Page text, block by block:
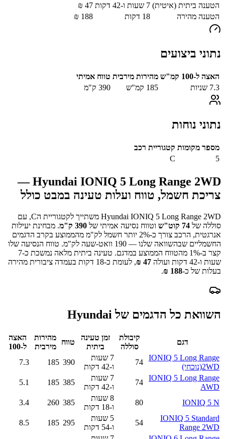
הטענה ביתית (איטית) 7 שעות ו-42 דקות 47
₪
הטענה מהירה
18 דקות 188
₪
נתוני ביצועים
האצה ל-100 קמ"ש מהירות מירבית טווח אמיתי
7.3 שניות 185 קמ"ש 390 ק"מ
נתוני נוחות
מספר מקומות קטגוריית רכב
5
C
Hyundai IONIQ 5 Long Range 2WD
—
צריכת חשמל, טווח ועלות טעינה במבט כולל
Hyundai IONIQ 5 Long Range 2WD משתייך לקטגוריית הC, עם
סוללה של 74 קוט"ש וטווח נסיעה אמיתי של 390 ק"מ. מבחינת יעילות
אנרגטית, הרכב צורך כ-
2 % יותר חשמל לק"מ מהממוצע בקרב הדגמים
החשמליים שבהשוואה שלנו — 190 וואט-שעה לק"מ. טווח הנסיעה שלו
קצר ב-
1% מהטווח הממוצע במדגם. טעינה ביתית מלאה נמשכת כ-7
שעות ו-42 דקות
ועולה 47
₪, לעומת כ-18 דקות בעמדה ציבורית מהירה
בעלות של כ-188
₪
.
השוואת כל הדגמים של Hyundai
דגם
קיבולת
סוללה
זמן טעינה
ביתית
טווח
מהירות
מירבית
האצה
ל-100
IONIQ 5 Long Range
2WD(נוכחי)
74
7 שעות
ו-42 דקות
390
185
7.3
IONIQ 5 Long Range
AWD
74
7 שעות
ו-42 דקות
385
185
5.1
IONIQ 5 N
80
8 שעות
ו-18 דקות
385
260
3.4
IONIQ 5 Standard
Range 2WD
54
5 שעות
ו-54 דקות
295
185
8.5